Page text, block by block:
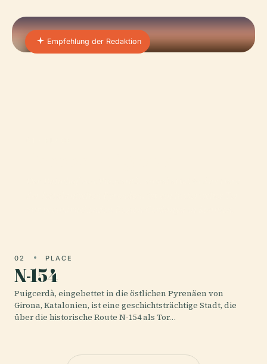
Empfehlung der Redaktion
02 PLACE
N-154
Puigcerdà, eingebettet in die östlichen Pyrenäen von
Girona, Katalonien, ist eine geschichtsträchtige Stadt, die
über die historische Route N-154 als Tor…